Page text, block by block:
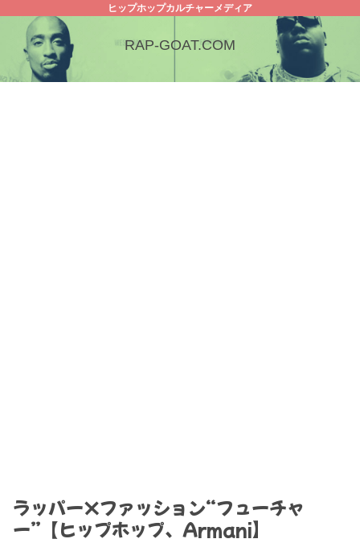
ヒップホップカルチャーメディア
RAP-GOAT.COM
ラッパー×ファッション“フューチャ
ー”【ヒップホップ、Armani】